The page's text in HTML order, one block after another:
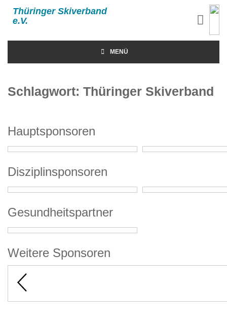
Thüringer Skiverband
e.V.
MENÜ
Schlagwort: Thüringer Skiverband
Hauptsponsoren
Disziplinsponsoren
Gesundheitspartner
Weitere Sponsoren